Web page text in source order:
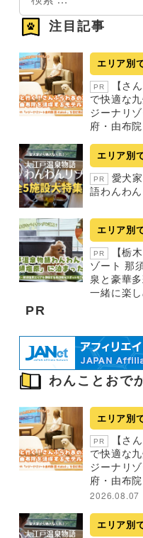
索
注目記事
エリア別
PR
【さ
で快適な
ジーナリ
府・由布
エリア別
PR
愛犬
語わんわ
エリア別
PR
【栃
ゾート 那
泉と豪華
一緒に楽
PR
わんことおで
エリア別
PR
【さ
で快適な
ジーナリ
府・由布
2026.08.07
エリア別